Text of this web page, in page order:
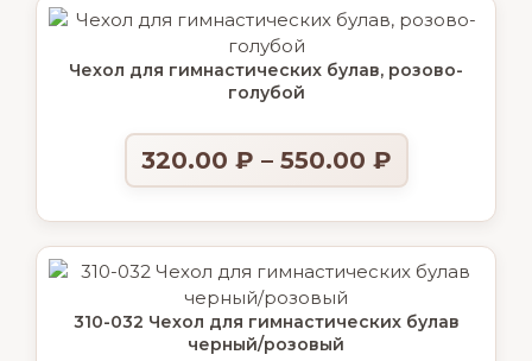
Чехол для гимнастических булав, розово-
голубой
320.00 ₽ – 550.00 ₽
310-032 Чехол для гимнастических булав
черный/розовый